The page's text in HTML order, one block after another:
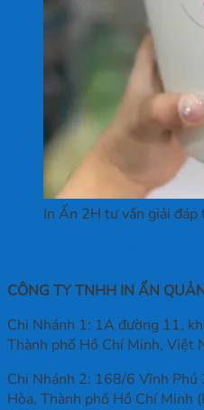
In Ấn 2H tư vấn giải
CÔNG TY TNHH IN ẤN
Chi Nhánh 1: 1A đường 11,
Thành phố Hồ Chí Minh, Việt
Chi Nhánh 2: 168/6 Vĩnh
Hòa, Thành phố Hồ Chí Minh